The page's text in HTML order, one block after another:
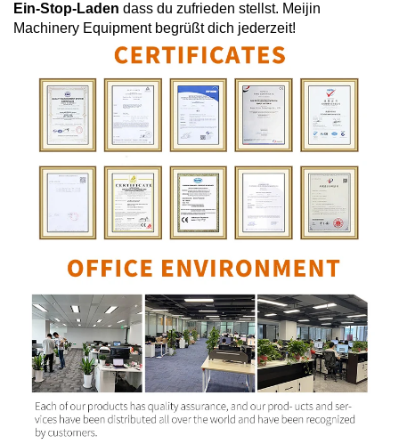
Ein-Stop-Laden dass du zufrieden stellst. Meijin
Machinery Equipment begrüßt dich jederzeit!